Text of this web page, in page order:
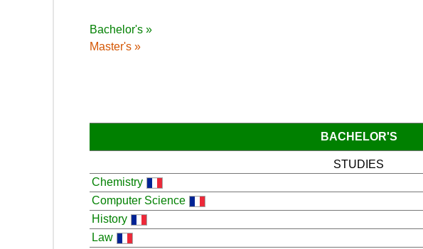
Bachelor's »
Master's »
BACHELOR'S
STUDIES
Chemistry
Computer Science
History
Law